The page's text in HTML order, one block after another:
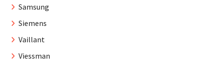
Samsung
Siemens
Vaillant
Viessman